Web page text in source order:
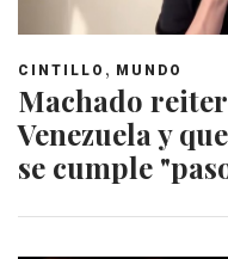
CINTILLO , MUNDO
Machado
Venezuela y
se cumple